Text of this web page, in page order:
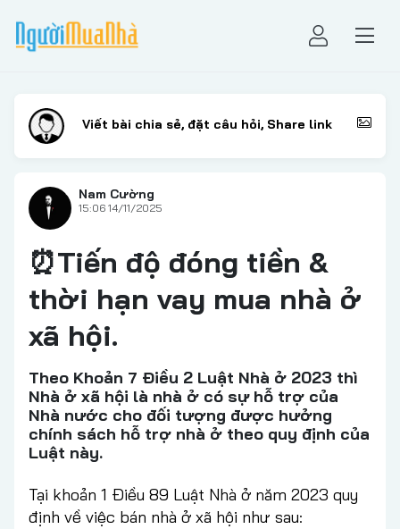
Nam Cường
15:06 14/11/2025
⏰Tiến độ đóng tiền &
thời hạn vay mua nhà ở
xã hội.
Theo Khoản 7 Điều 2 Luật Nhà ở 2023 thì
Nhà ở xã hội là nhà ở có sự hỗ trợ của
Nhà nước cho đối tượng được hưởng
chính sách hỗ trợ nhà ở theo quy định của
Luật này.
Tại khoản 1 Điều 89 Luật Nhà ở năm 2023 quy
định về việc bán nhà ở xã hội như sau: